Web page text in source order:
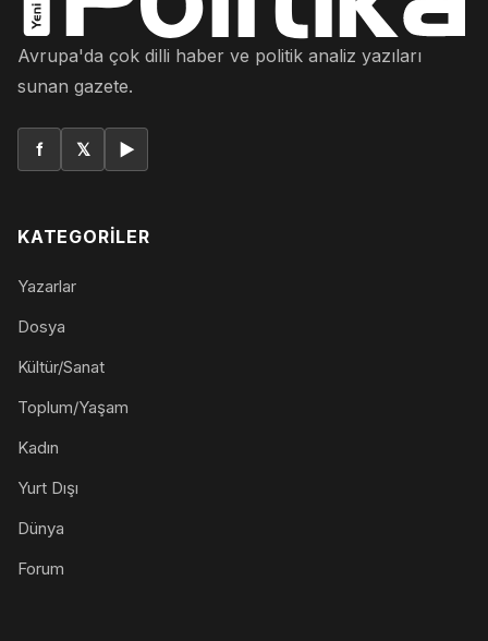
Avrupa'da çok dilli haber ve politik analiz yazıları
sunan gazete.
f 𝕏 ▶
KATEGORILER
Yazarlar
Dosya
Kültür/Sanat
Toplum/Yaşam
Kadın
Yurt Dışı
Dünya
Forum